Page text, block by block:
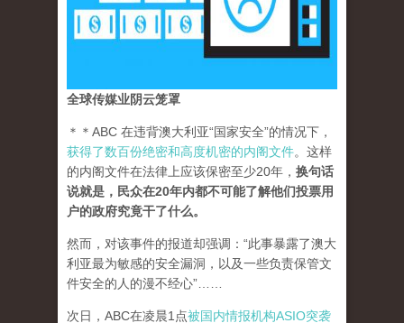
全球传媒业阴云笼罩
＊＊ABC 在违背澳大利亚“国家安全”的情况下，
获得了数百份绝密和高度机密的内阁文件。这样
的内阁文件在法律上应该保密至少20年， 换句话
说就是，民众在20年内都不可能了解他们投票用
户的政府究竟干了什么。
然而，对该事件的报道却强调：“此事暴露了澳大
利亚最为敏感的安全漏洞，以及一些负责保管文
件安全的人的漫不经心”……
次日，ABC在凌晨1点被国内情报机构ASIO突袭